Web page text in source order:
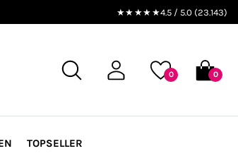
★★★★★4.5 / 5.0 (23.143)
0 0
TOPSELLER